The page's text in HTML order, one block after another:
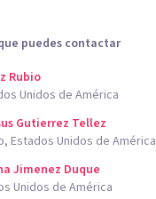
puedes contactar
Rubio
Unidos de América
Gutierrez Tellez
Estados Unidos de América
Jimenez Duque
Unidos de América